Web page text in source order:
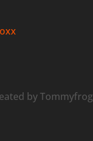
byTommyfrog